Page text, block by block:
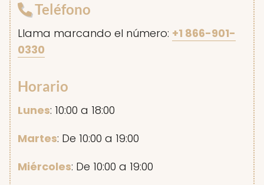
Teléfono
Llama marcando el número: +1 866-901-
0330
Horario
Lunes: 10:00 a 18:00
Martes: De 10:00 a 19:00
Miércoles: De 10:00 a 19:00